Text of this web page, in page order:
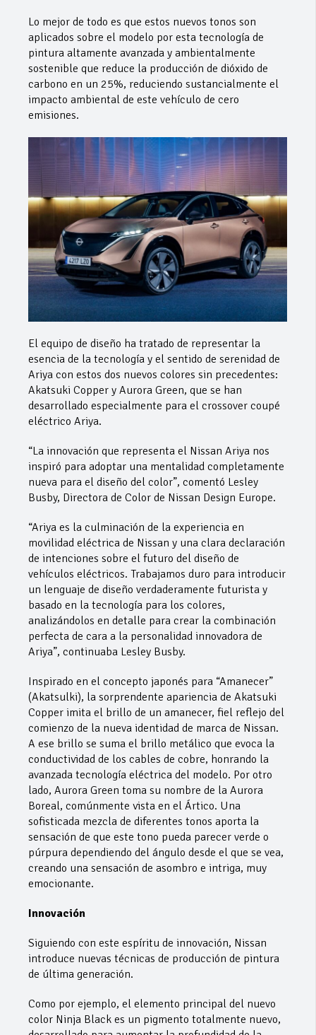
Lo mejor de todo es que estos nuevos tonos son
aplicados sobre el modelo por esta tecnología de
pintura altamente avanzada y ambientalmente
sostenible que reduce la producción de dióxido de
carbono en un 25%, reduciendo sustancialmente el
impacto ambiental de este vehículo de cero
emisiones.
El equipo de diseño ha tratado de representar la
esencia de la tecnología y el sentido de serenidad de
Ariya con estos dos nuevos colores sin precedentes:
Akatsuki Copper y Aurora Green, que se han
desarrollado especialmente para el crossover coupé
eléctrico Ariya.
“La innovación que representa el Nissan Ariya nos
inspiró para adoptar una mentalidad completamente
nueva para el diseño del color”, comentó Lesley
Busby, Directora de Color de Nissan Design Europe.
“Ariya es la culminación de la experiencia en
movilidad eléctrica de Nissan y una clara declaración
de intenciones sobre el futuro del diseño de
vehículos eléctricos. Trabajamos duro para introducir
un lenguaje de diseño verdaderamente futurista y
basado en la tecnología para los colores,
analizándolos en detalle para crear la combinación
perfecta de cara a la personalidad innovadora de
Ariya”, continuaba Lesley Busby.
Inspirado en el concepto japonés para “Amanecer”
(Akatsulki), la sorprendente apariencia de Akatsuki
Copper imita el brillo de un amanecer, fiel reflejo del
comienzo de la nueva identidad de marca de Nissan.
A ese brillo se suma el brillo metálico que evoca la
conductividad de los cables de cobre, honrando la
avanzada tecnología eléctrica del modelo. Por otro
lado, Aurora Green toma su nombre de la Aurora
Boreal, comúnmente vista en el Ártico. Una
sofisticada mezcla de diferentes tonos aporta la
sensación de que este tono pueda parecer verde o
púrpura dependiendo del ángulo desde el que se vea,
creando una sensación de asombro e intriga, muy
emocionante.
Innovación
Siguiendo con este espíritu de innovación, Nissan
introduce nuevas técnicas de producción de pintura
de última generación.
Como por ejemplo, el elemento principal del nuevo
color Ninja Black es un pigmento totalmente nuevo,